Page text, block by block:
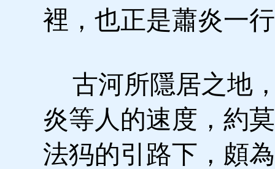
裡，也正是蕭炎一
古河所隱居之地
炎等人的速度，約
法犸的引路下，頗